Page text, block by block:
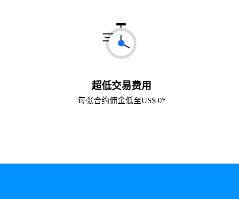
超低交易费用
每张合约佣金低至US$ 0*